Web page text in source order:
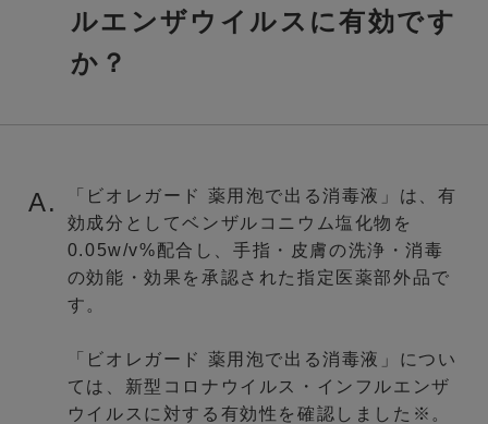
ルエンザウイルスに有効です
か？
A.
「ビオレガード 薬用泡で出る消毒液」は、有
効成分としてベンザルコニウム塩化物を
0.05w/v%配合し、手指・皮膚の洗浄・消毒
の効能・効果を承認された指定医薬部外品で
す。
「ビオレガード 薬用泡で出る消毒液」につい
ては、新型コロナウイルス・インフルエンザ
ウイルスに対する有効性を確認しました※。